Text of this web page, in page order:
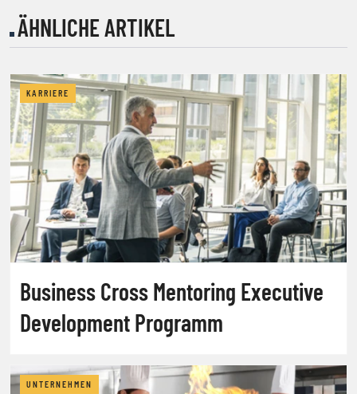
ÄHNLICHE ARTIKEL
KARRIERE
Business Cross Mentoring Executive
Development Programm
UNTERNEHMEN